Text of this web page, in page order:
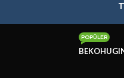
BEKO
POPÜLER